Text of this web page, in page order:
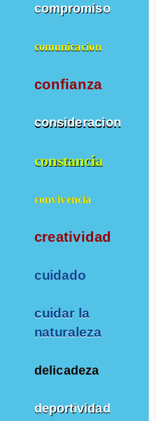
compromiso
comunicacion
confianza
consideracion
constancia
convivencia
creatividad
cuidado
cuidar la
naturaleza
delicadeza
deportividad